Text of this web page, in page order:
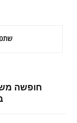
חופשה